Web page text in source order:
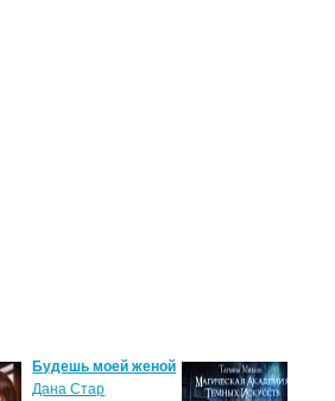
Будешь моей женой
Дана Стар